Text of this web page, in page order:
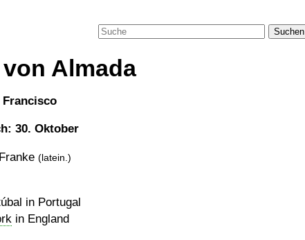
Suchen
Almada
30. Oktober
(latein.)
in Portugal
in England